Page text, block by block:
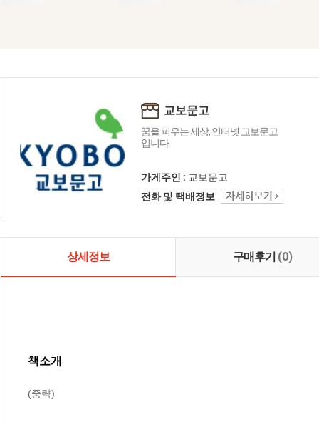
교보문고
꿈을 피우는 세상, 인터넷 교보문고
입니다.
가게주인 : 교보문고
전화 및 택배정보
상세정보 구매후기 (0)
책소개
(중략)